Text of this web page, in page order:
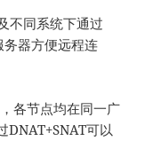
不同系统下通过
器方便远程连
各节点均在同一广
DNAT+SNAT可以